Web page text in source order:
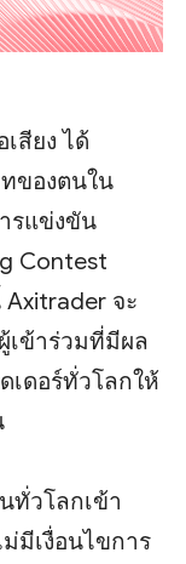
สียง ได้
ของตนใน
รแข่งขัน
Contest
จะ
เข้าร่วมที่มีผล
เดอร์ทั่วโลกให้
ทั่วโลกเข้า
มีเงื่อนไขการ